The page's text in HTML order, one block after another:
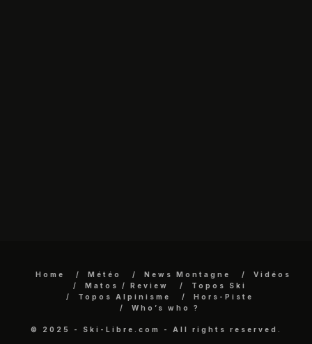
Home Météo News Montagne
Vidéos
Matos / Review
Topos Ski
Topos Alpinisme
Hors-Piste
Who’s who ?
© 2025 - Ski-Libre.com - All rights reserved.